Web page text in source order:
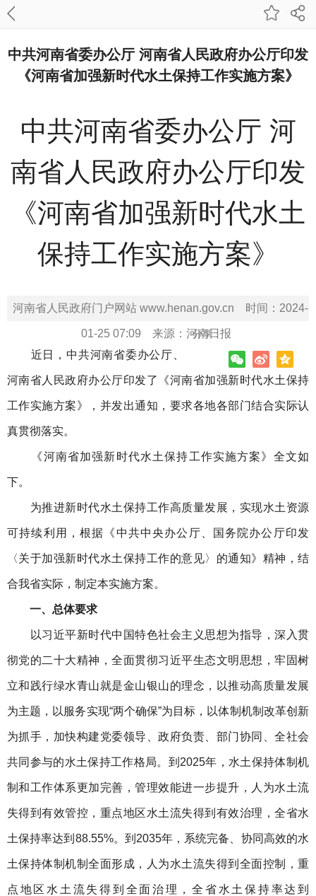
中共河南省委办公厅 河南省人民政府办公厅印发
《河南省加强新时代水土保持工作实施方案》
中共河南省委办公厅 河
南省人民政府办公厅印发
《河南省加强新时代水土
保持工作实施方案》
河南省人民政府门户网站 www.henan.gov.cn 时间： 2024-
01-25 07:09 来源： 河南日报
分享：
近日，中共河南省委办公厅、
河南省人民政府办公厅印发了《河南省加强新时代水土保持
工作实施方案》，并发出通知，要求各地各部门结合实际认
真贯彻落实。
《河南省加强新时代水土保持工作实施方案》全文如
下。
为推进新时代水土保持工作高质量发展，实现水土资源
可持续利用，根据《中共中央办公厅、国务院办公厅印发
〈关于加强新时代水土保持工作的意见〉的通知》精神，结
合我省实际，制定本实施方案。
一、总体要求
以习近平新时代中国特色社会主义思想为指导，深入贯
彻党的二十大精神，全面贯彻习近平生态文明思想，牢固树
立和践行绿水青山就是金山银山的理念，以推动高质量发展
为主题，以服务实现“两个确保”为目标，以体制机制改革创新
为抓手，加快构建党委领导、政府负责、部门协同、全社会
共同参与的水土保持工作格局。到2025年，水土保持体制机
制和工作体系更加完善，管理效能进一步提升，人为水土流
失得到有效管控，重点地区水土流失得到有效治理，全省水
土保持率达到88.55%。到2035年，系统完备、协同高效的水
土保持体制机制全面形成，人为水土流失得到全面控制，重
点地区水土流失得到全面治理，全省水土保持率达到